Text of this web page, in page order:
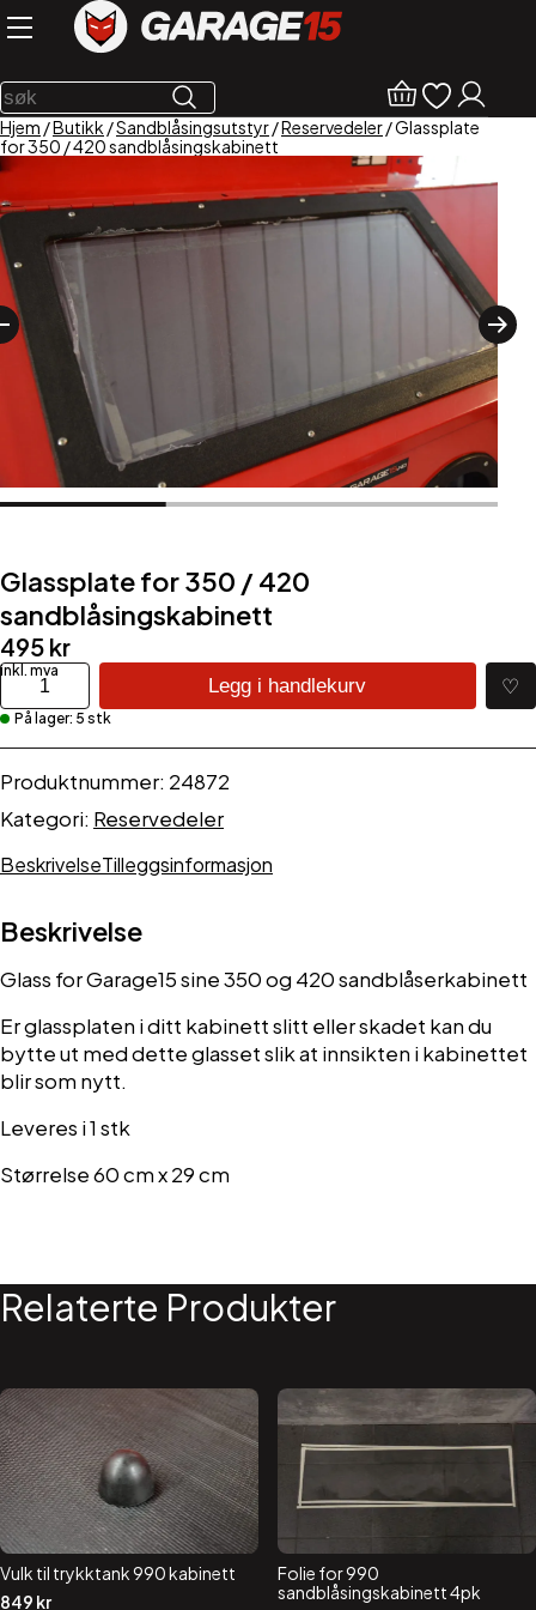
Hjem /Butikk /Sandblåsingsutstyr/Reservedeler/ Glassplate
for 350 / 420 sandblåsingskabinett
Glassplate for 350 / 420
sandblåsingskabinett
495 kr
Glassplate
for
350
/
420
antall
Legg i handlekurv ♡
På lager: 5 stk
Produktnummer: 24872
Kategori: Reservedeler
BeskrivelseTilleggsinformasjon
Beskrivelse
Glass for Garage15 sine 350 og 420 sandblåserkabinett
Er glassplaten i ditt kabinett slitt eller skadet kan du
bytte ut med dette glasset slik at innsikten i kabinettet
blir som nytt.
Leveres i 1 stk
Størrelse 60 cm x 29 cm
Relaterte Produkter
Vulk til trykktank 990 kabinett
849 kr
Folie for 990
sandblåsingskabinett 4pk